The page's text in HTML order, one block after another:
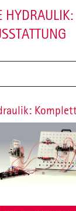
HYDRAULIK: